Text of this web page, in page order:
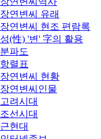
장연변씨 유래
장연변씨 현조 편람록
성(性) '변' 字의 활용
분파도
항렬표
장연변씨 현황
장연변씨인물
고려시대
조선시대
근현대